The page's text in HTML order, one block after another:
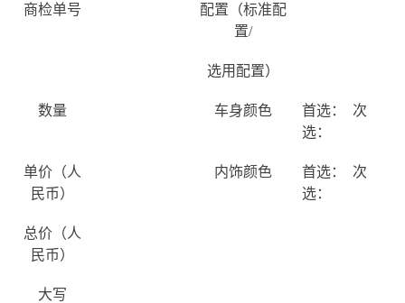
商检单号
配置（标准配
置/
选用配置）
数量 车身颜色
首选： 次
选：
单价（人
民币）
内饰颜色
首选： 次
选：
总价（人
民币）
大写